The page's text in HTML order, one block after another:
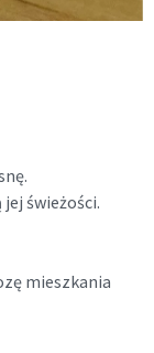
świeżości.
mieszkania